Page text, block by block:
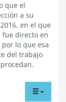
que el
a su
en el que
fue directo en
lo que esa
del trabajo